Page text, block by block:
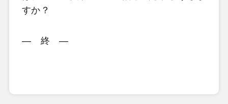
すか？
― 終 ―